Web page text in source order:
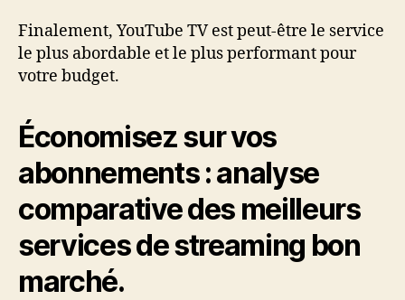
Finalement, YouTube TV est peut-être le service
le plus abordable et le plus performant pour
votre budget.
Économisez sur vos
abonnements : analyse
comparative des meilleurs
services de streaming bon
marché.